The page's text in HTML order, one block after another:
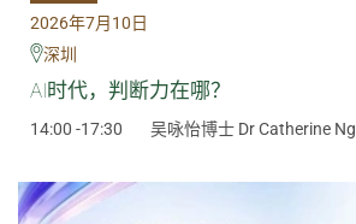
2026年7月10日
深圳
AI时代，判断力在哪？
14:00 -17:30 吴咏怡博士 Dr Catherine Ng